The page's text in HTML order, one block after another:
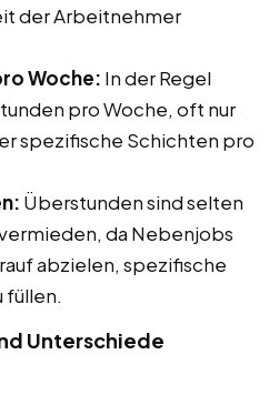
der Arbeitnehmer
Woche: In der Regel
pro Woche, oft nur
spezifische Schichten pro
Überstunden sind selten
da Nebenjobs
abzielen, spezifische
füllen.
Unterschiede